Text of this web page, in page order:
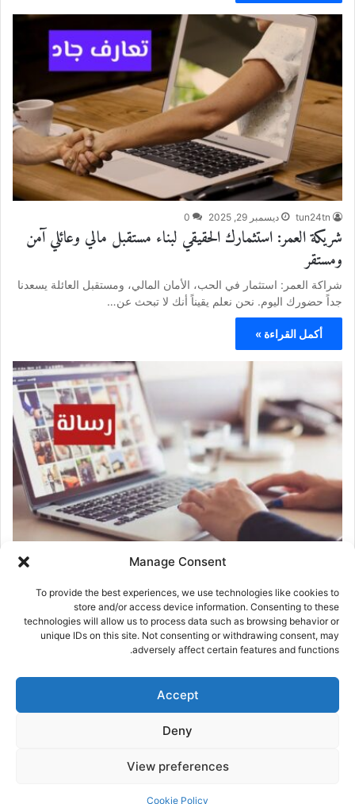
Manage Consent
To provide the best experiences, we use technologies like cookies to
store and/or access device information. Consenting to these
technologies will allow us to process data such as browsing behavior or
unique IDs on this site. Not consenting or withdrawing consent, may
adversely affect certain features and functions.
Accept
Deny
View preferences
Cookie Policy
tun24tn ديسمبر 29, 2025 0
شريكة العمر: استثمارك الحقيقي لبناء مستقبل مالي وعائلي آمن
ومستقر
شراكة العمر: استثمار في الحب، الأمان المالي، ومستقبل العائلة يسعدنا
جداً حضورك اليوم. نحن نعلم يقيناً أنك لا تبحث عن…
أكمل القراءة »
0
من المغرب والخليج إلى أوروبا: تواصل مع صاحبة الاعلان لبناء
حياة يملؤها الحب والرخاء المادي
يسعدنا جداً حضورك اليوم. نحن نعلم أنك لا تبحث عن مجرد صفحة تعارف
عادية، بل تبحث عن نقطة تحول حقيقية…
أكمل القراءة »